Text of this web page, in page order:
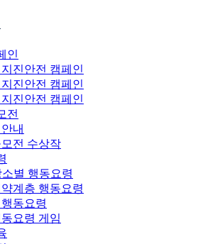
인
지진안전 캠페인
지진안전 캠페인
지진안전 캠페인
전
내
전 수상작
소별 행동요령
계층 행동요령
동요령
요령 게임